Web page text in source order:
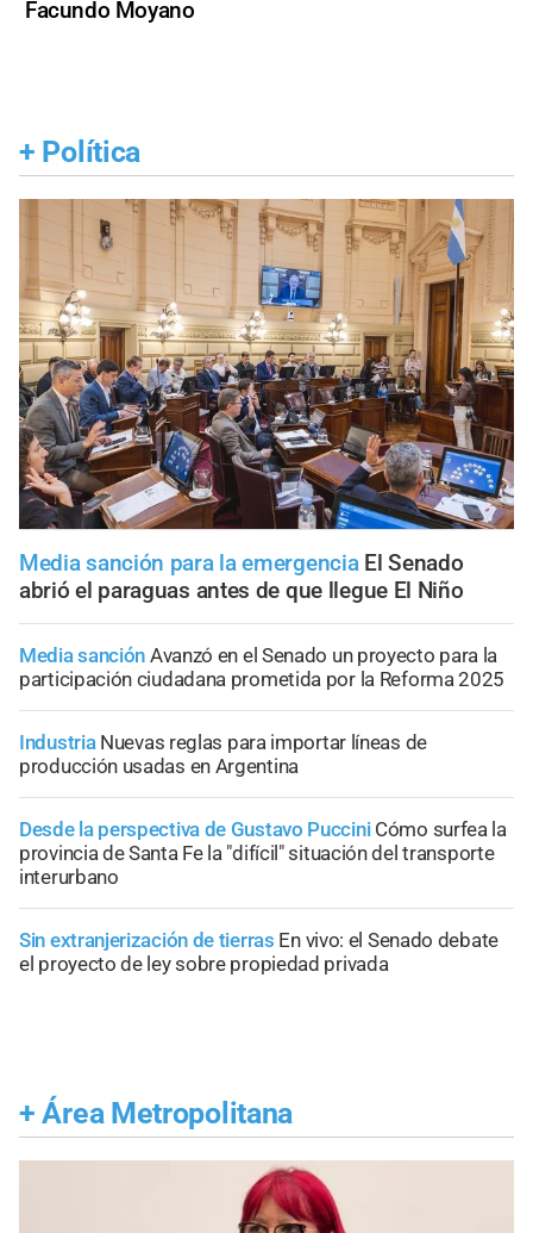
Facundo Moyano
+ Política
Media sanción para la emergencia El Senado
abrió el paraguas antes de que llegue El Niño
Media sanción Avanzó en el Senado un proyecto para la
participación ciudadana prometida por la Reforma 2025
Industria Nuevas reglas para importar líneas de
producción usadas en Argentina
Desde la perspectiva de Gustavo Puccini Cómo surfea la
provincia de Santa Fe la "difícil" situación del transporte
interurbano
Sin extranjerización de tierras En vivo: el Senado debate
el proyecto de ley sobre propiedad privada
+ Área Metropolitana